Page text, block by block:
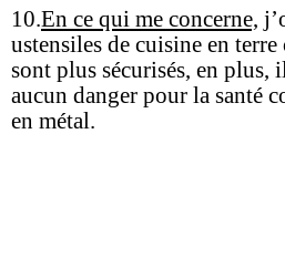
10.En ce qui me concerne,
ustensiles de cuisine en
sont plus sécurisés, en plus,
aucun danger pour la santé
en métal.